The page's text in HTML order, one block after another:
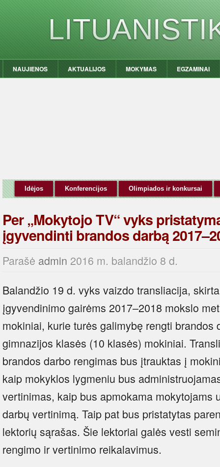
NAUJIENOS AKTUALIJOS MOKYMAS EGZAMINAI
Idėjos Konferencijos Olimpiados ir konkursai
Per „Mokytojo TV“ vyks
įgyvendinti brandos darbą
Parašė admin 2016 m. balandžio 8 d.
Balandžio 19 d. vyks vaizdo transliacija,
įgyvendinimo gairėms 2017–2018 mokslo
mokiniai, kurie turės galimybę rengti brandos
gimnazijos klasės (10 klasės) mokiniai.
brandos darbo rengimas bus įtrauktas į
kaip mokyklos lygmeniu bus
vertinimas, kaip bus apmokama mokytojams
darbų vertinimą. Taip pat bus pristatytas
lektorių sąrašas. Šie lektoriai galės vesti
rengimo ir vertinimo reikalavimus.